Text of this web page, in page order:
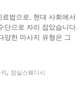
법으로, 현대 사회에서
단으로 자리 잡았습니다.
양한 마사지 유형은 그
, 잠실스웨디시